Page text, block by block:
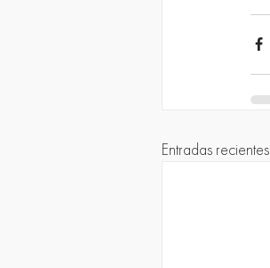
Entradas recientes